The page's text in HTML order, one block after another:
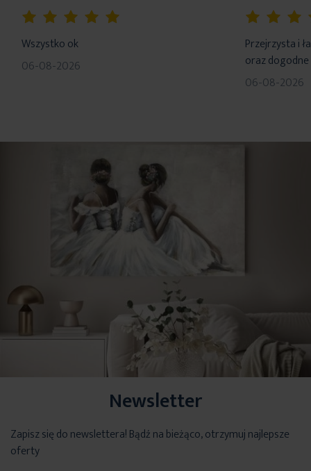
Wszystko ok
06-08-2026
Przejrzysta i
oraz
06-08-2026
Newsletter
Zapisz się do newslettera! Bądź na bieżąco, otrzymuj najlepsze
oferty